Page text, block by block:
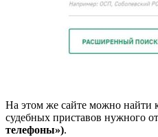
На этом же сайте можно найти
судебных приставов нужного
телефоны»).